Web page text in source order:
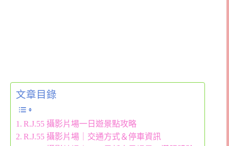
文章目錄
R.J.55 攝影片場一日遊景點攻略
R.J.55 攝影片場｜交通方式＆停車資訊